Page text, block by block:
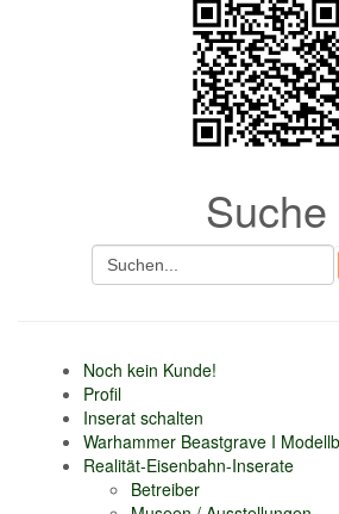
Verkaufsbetrag an
Gebühren je Inserat
CSV Import
Suche
Noch kein Kunde!
Profil
Inserat schalten
Warhammer Beastgrave I
Realität-Eisenbahn-Inserate
Betreiber